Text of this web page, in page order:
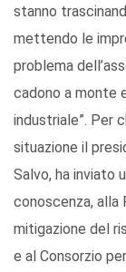
stanno
mettendo le
problema
cadono a monte
industriale”. Per
situazione il
Salvo, ha inviato
conoscenza, alla
mitigazione del
e al Consorzio